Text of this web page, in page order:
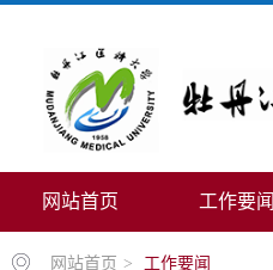
网站首页 工作要闻
网站首页 > 工作要闻